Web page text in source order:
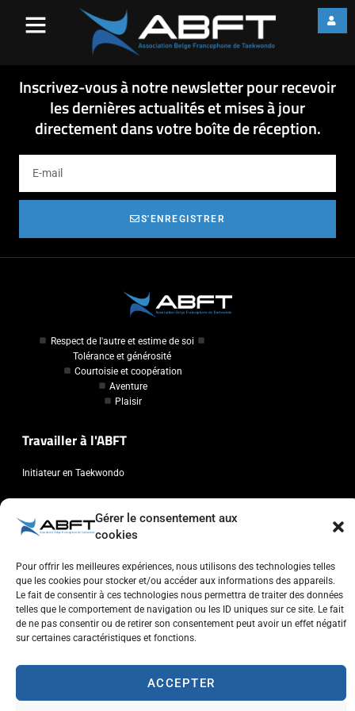
Gérer le consentement aux
cookies
Pour offrir les meilleures expériences, nous utilisons des technologies telles
que les cookies pour stocker et/ou accéder aux informations des appareils.
Le fait de consentir à ces technologies nous permettra de traiter des données
telles que le comportement de navigation ou les ID uniques sur ce site. Le fait
de ne pas consentir ou de retirer son consentement peut avoir un effet négatif
sur certaines caractéristiques et fonctions.
ACCEPTER
Amendement
2018-12-04 Statuts ABFT - Amendement
Inscrivez-vous à notre newsletter pour recevoir
les dernières actualités et mises à jour
directement dans votre boîte de réception.
S'ENREGISTRER
Respect de l'autre et estime de soi
Tolérance et générosité
Courtoisie et coopération
Aventure
Plaisir
Travailler à l'ABFT
Initiateur en Taekwondo
Chaussée de Wavre, 2057 - 1160 Auderghem
info@abft.be
+32 (0)2 347 34 77